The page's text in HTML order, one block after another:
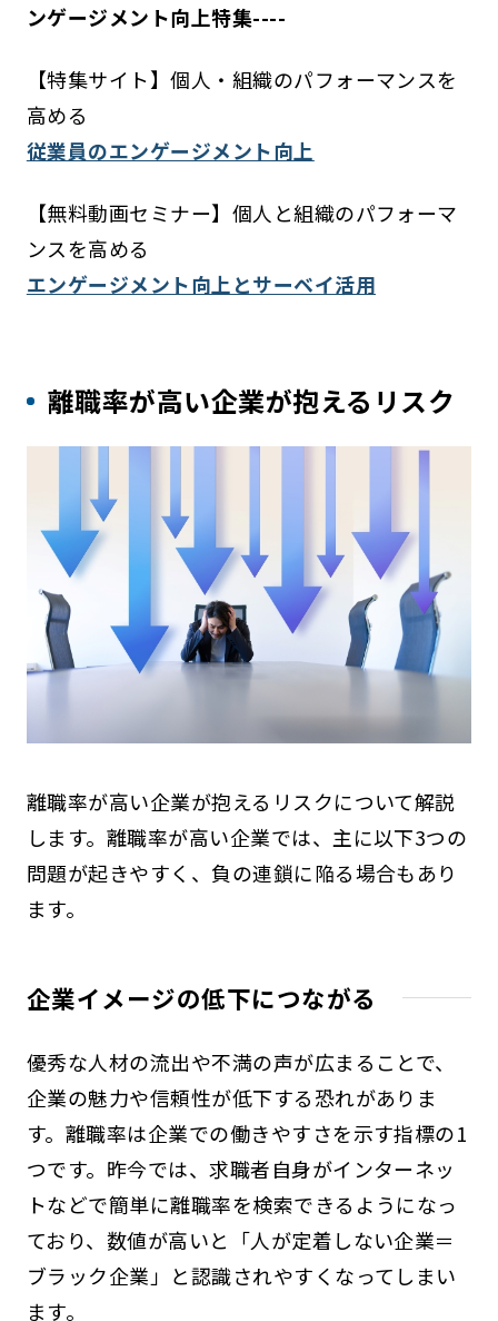
ンゲージメント向上特集----
【特集サイト】個人・組織のパフォーマンスを
高める
従業員のエンゲージメント向上
【無料動画セミナー】個人と組織のパフォーマ
ンスを高める
エンゲージメント向上とサーベイ活用
離職率が高い企業が抱えるリスク
離職率が高い企業が抱えるリスクについて解説
します。離職率が高い企業では、主に以下3つの
問題が起きやすく、負の連鎖に陥る場合もあり
ます。
企業イメージの低下につながる
優秀な人材の流出や不満の声が広まることで、
企業の魅力や信頼性が低下する恐れがありま
す。離職率は企業での働きやすさを示す指標の1
つです。昨今では、求職者自身がインターネッ
トなどで簡単に離職率を検索できるようになっ
ており、数値が高いと「人が定着しない企業＝
ブラック企業」と認識されやすくなってしまい
ます。